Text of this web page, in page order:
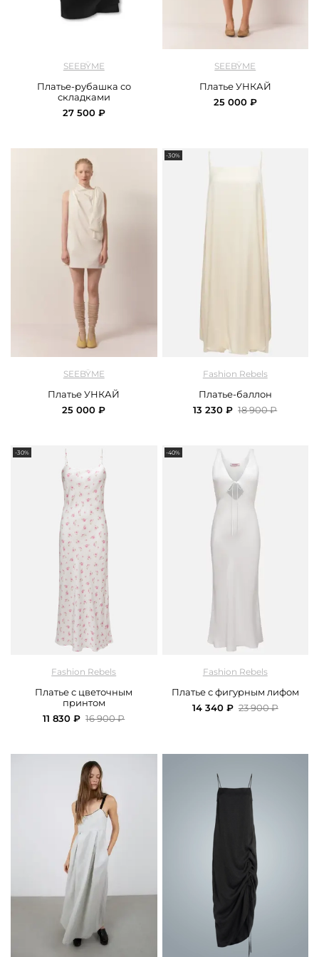
SEEBŸME
Платье-рубашка со
складками
27 500 ₽
SEEBŸME
Платье УНКАЙ
25 000 ₽
SEEBŸME
Платье УНКАЙ
25 000 ₽
-30%
Fashion Rebels
Платье-баллон
13 230 ₽ 18 900 ₽
-30%
Fashion Rebels
Платье с цветочным
принтом
11 830 ₽ 16 900 ₽
-40%
Fashion Rebels
Платье с фигурным лифом
14 340 ₽ 23 900 ₽